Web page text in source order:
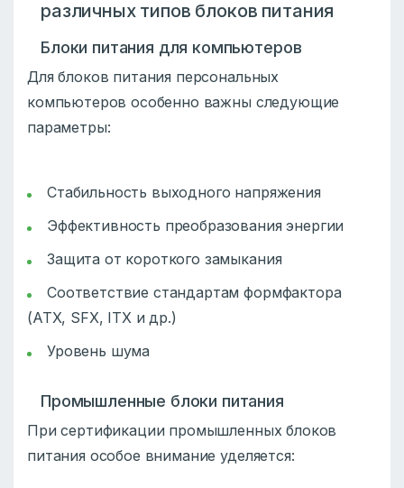
различных типов блоков питания
Блоки питания для компьютеров
Для блоков питания персональных
компьютеров особенно важны следующие
параметры:
Стабильность выходного напряжения
Эффективность преобразования энергии
Защита от короткого замыкания
Соответствие стандартам формфактора
(ATX, SFX, ITX и др.)
Уровень шума
Промышленные блоки питания
При сертификации промышленных блоков
питания особое внимание уделяется: